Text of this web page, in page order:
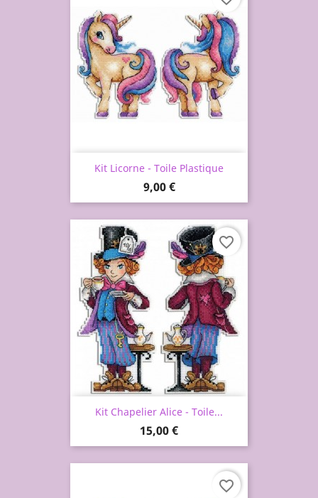
Kit Licorne - Toile Plastique
Prix
9,00 €
Kit Chapelier Alice - Toile...
Prix
15,00 €
favorite_border
favorite_border